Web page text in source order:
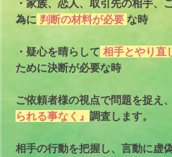
・家族、恋人、取引先の相手、
為に 判断の材料が必要な時
・疑心を晴らして 相手とやり直
ために決断が必要な時
ご依頼者様の視点で問題を捉え
られる事なく』調査します。
相手の行動を把握し、言動に虚